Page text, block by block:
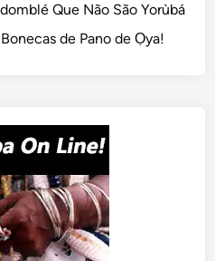
Que Não São Yorùbá
de Pano de Ọya!